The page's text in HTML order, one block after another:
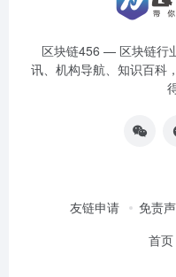
区块链456 — 区块链行
讯、机构导航、知识百科
友链申请 免责
首页